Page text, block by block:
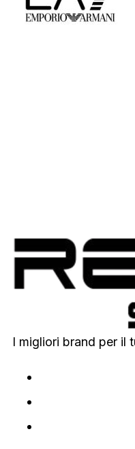
I migliori brand per il